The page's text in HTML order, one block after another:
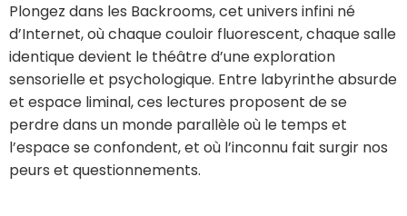
Plongez dans les Backrooms, cet univers infini né
d’Internet, où chaque couloir fluorescent, chaque salle
identique devient le théâtre d’une exploration
sensorielle et psychologique. Entre labyrinthe absurde
et espace liminal, ces lectures proposent de se
perdre dans un monde parallèle où le temps et
l’espace se confondent, et où l’inconnu fait surgir nos
peurs et questionnements.